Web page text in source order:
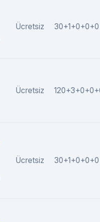
Ücretsiz 30+1+0+0+0
Ücretsiz
Ücretsiz 30+1+0+0+0